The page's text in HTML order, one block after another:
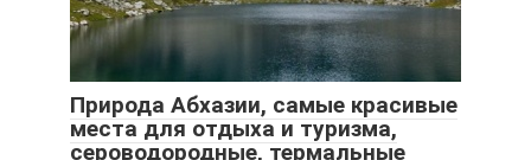
Природа Абхазии, самые красивые
места для отдыха и туризма,
сероводородные, термальные